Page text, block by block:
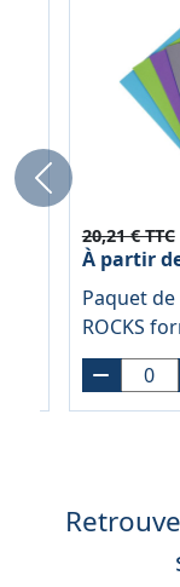
20,21 € TTC
À partir
Paquet
ROCKS
Previous